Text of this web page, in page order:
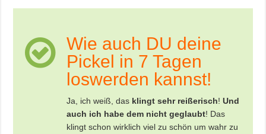
Wie auch DU deine
Pickel in 7 Tagen
loswerden kannst!
Ja, ich weiß, das klingt sehr reißerisch!Und
auch ich habe dem nicht geglaubt! Das
klingt schon wirklich viel zu schön um wahr zu